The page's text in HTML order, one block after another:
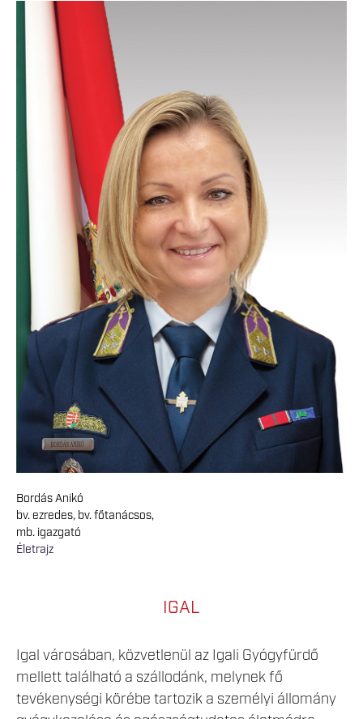
Bordás Anikó
bv. ezredes, bv. főtanácsos,
mb. igazgató
Életrajz
IGAL
Igal városában, közvetlenül az Igali Gyógyfürdő
mellett található a szállodánk, melynek fő
tevékenységi körébe tartozik a személyi állomány